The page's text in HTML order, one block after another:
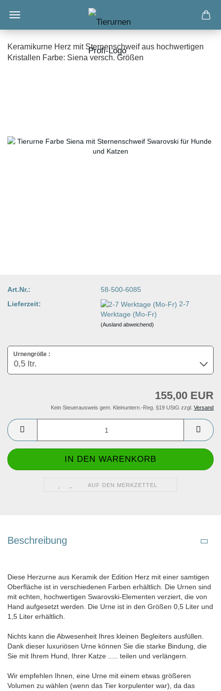
Keramikurne Herz mit Sternenschweif aus hochwertigen
Kristallen Farbe: Siena versch. Größen
Art.Nr.:
58-500-6085
Lieferzeit:
2-7
Werktage (Mo-Fr)
(Ausland abweichend)
Urnengröße :
155,00 EUR
Kein Steuerausweis gem. Kleinuntern.-Reg. §19 UStG zzgl. Versand
AUF DEN MERKZETTEL
Beschreibung
Diese Herzurne aus Keramik der Edition Herz mit einer samtigen
Oberfläche ist in verschiedenen Farben erhältlich. Die Urnen sind
mit echten, hochwertigen Swarovski-Elementen verziert, die von
Hand aufgesetzt werden. Die Urne ist in den Größen 0,5 Liter und
1,5 Liter erhältlich.
Nichts kann die Abwesenheit Ihres kleinen Begleiters ausfüllen.
Dank dieser luxuriösen Urne können Sie die starke Bindung, die
Sie mit Ihrem Hund, Ihrer Katze ..... teilen und verlängern.
Wir empfehlen Ihnen, eine Urne mit einem etwas größeren
Volumen zu wählen (wenn das Tier korpulenter war), da das